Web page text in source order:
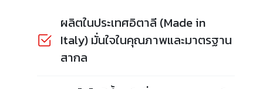
ผลิตในประเทศอิตาลี (Made in
Italy) มั่นใจในคุณภาพและมาตรฐาน
สากล